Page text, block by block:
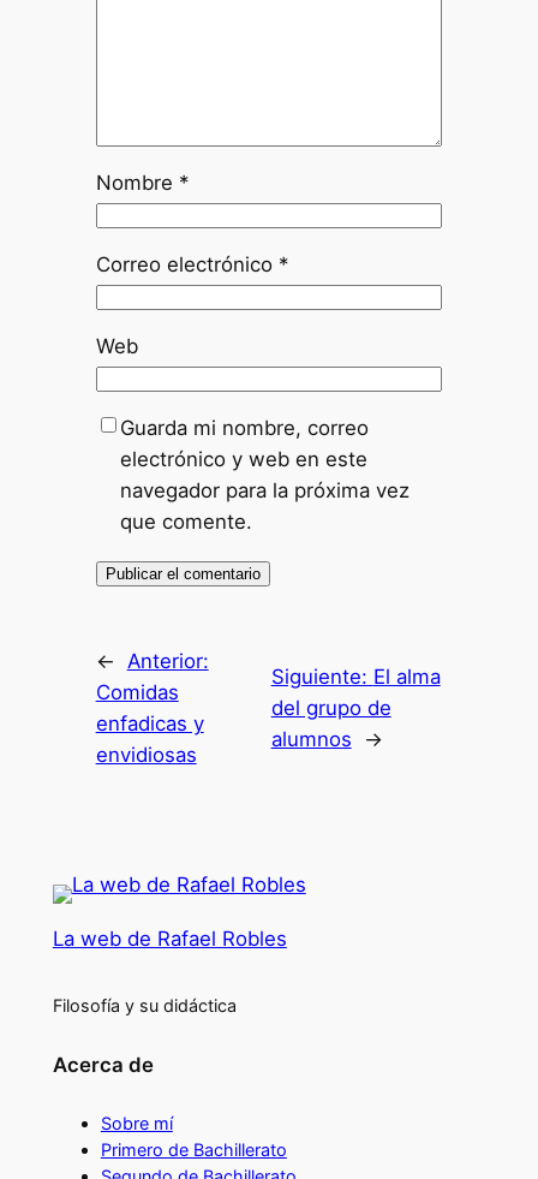
Nombre *
Correo electrónico *
Web
Guarda mi nombre, correo
electrónico y web en este
navegador para la próxima vez
que comente.
← Anterior:
Comidas
enfadicas y
envidiosas
Siguiente: El alma
del grupo de
alumnos
→
La web de Rafael Robles
Filosofía y su didáctica
Acerca de
Sobre mí
Primero de Bachillerato